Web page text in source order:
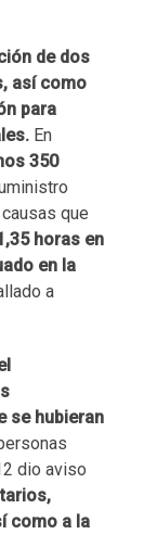
de dos
así como
para
En
350
que
horas en
en la
a
se hubieran
dio aviso
como a la